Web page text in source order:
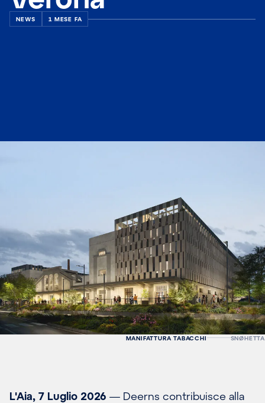
NEWS 1 MESE FA
MANIFATTURA TABACCHI SNØHETTA
L'Aia, 7 Luglio 2026 — Deerns contribuisce alla